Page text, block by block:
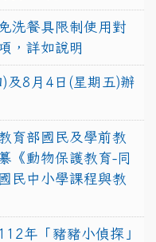
洗餐具限制使用對
，詳如說明
及8月4日(星期五)辦
育部國民及學前教
《動物保護教育-同
民中小學課程與教
年「豬豬小偵探」